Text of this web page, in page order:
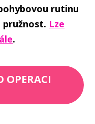
rutinu
pružnost. Lze
.
OPERACI